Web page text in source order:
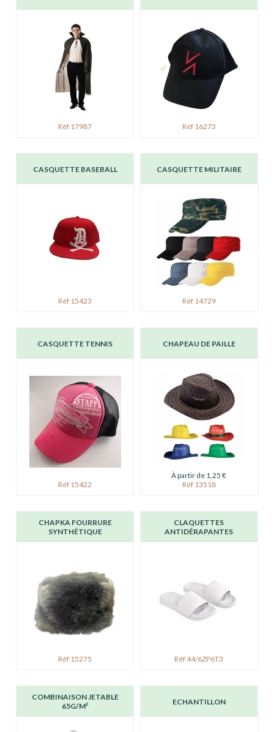
Réf 17987 Réf 16273
CASQUETTE BASEBALL
Réf 15423
CASQUETTE MILITAIRE
Réf 14729
CASQUETTE TENNIS
Réf 15422
CHAPEAU DE PAILLE
À partir de 1,25 €
Réf 13518
CHAPKA FOURRURE
SYNTHÉTIQUE
Réf 15275
CLAQUETTES
ANTIDÉRAPANTES
Réf 44/6ZP6T3
COMBINAISON JETABLE
65G/M²
ECHANTILLON